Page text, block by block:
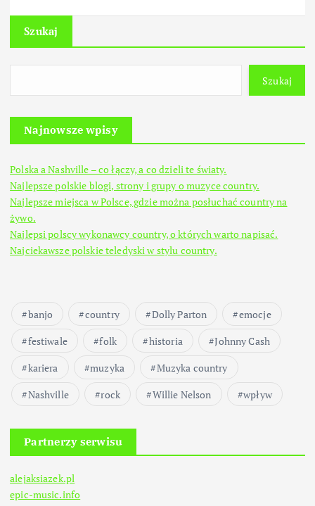
Szukaj
Szukaj
Najnowsze wpisy
Polska a Nashville – co łączy, a co dzieli te światy.
Najlepsze polskie blogi, strony i grupy o muzyce country.
Najlepsze miejsca w Polsce, gdzie można posłuchać country na
żywo.
Najlepsi polscy wykonawcy country, o których warto napisać.
Najciekawsze polskie teledyski w stylu country.
banjo country Dolly Parton
emocje
festiwale
folk historia
Johnny Cash
kariera
muzyka
Muzyka country
Nashville
rock Willie Nelson wpływ
Partnerzy serwisu
alejaksiazek.pl
epic-music.info